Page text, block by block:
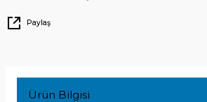
Paylaş
Ürün Bilgisi